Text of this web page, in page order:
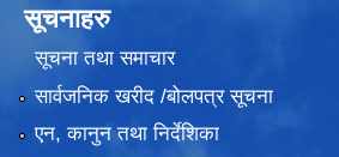
सूचनाहरु
सूचना तथा समाचार
सार्वजनिक खरीद /बोलपत्र सूचना
एन, कानुन तथा निर्देशिका